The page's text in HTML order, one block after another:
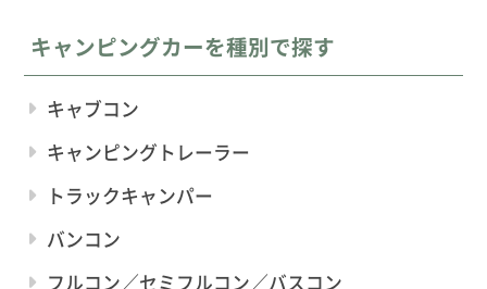
キャンピングカーを種別で探す
キャブコン
キャンピングトレーラー
トラックキャンパー
バンコン
フルコン／セミフルコン／バスコン